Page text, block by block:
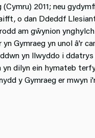
(Cymru) 2011; neu
o dan Ddeddf
am gŵynion
yn Gymraeg yn unol â'r
yn llwyddo i
yn dilyn ein hymateb
y Gymraeg er mwyn